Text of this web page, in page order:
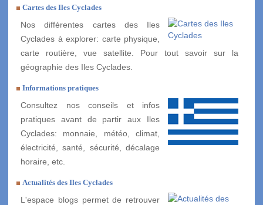
Cartes des Iles Cyclades
Nos différentes cartes des Iles
Cyclades à explorer: carte physique,
carte routière, vue satellite. Pour tout savoir sur la
géographie des Iles Cyclades.
Informations pratiques
Consultez nos conseils et infos
pratiques avant de partir aux Iles
Cyclades: monnaie, météo, climat,
électricité, santé, sécurité, décalage
horaire, etc.
Actualités des Iles Cyclades
L'espace blogs permet de retrouver